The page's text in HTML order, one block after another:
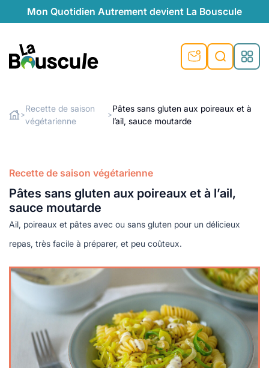
Mon Quotidien Autrement devient La Bouscule
au naturel
végétariennes
locales
plus de recyclage
beauté naturelle
naturel
témoignages
saison
douce
Rechercher
>
Recette de saison
végétarienne
>
Pâtes sans gluten aux poireaux et à
l’ail, sauce moutarde
Recette de saison végétarienne
Pâtes sans gluten aux poireaux et à l’ail,
sauce moutarde
Ail, poireaux et pâtes avec ou sans gluten pour un délicieux
repas, très facile à préparer, et peu coûteux.